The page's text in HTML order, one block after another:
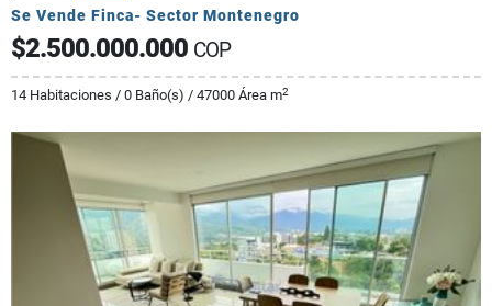
Se Vende Finca- Sector Montenegro
$2.500.000.000 COP
14 Habitaciones / 0 Baño(s) / 47000 Área m2